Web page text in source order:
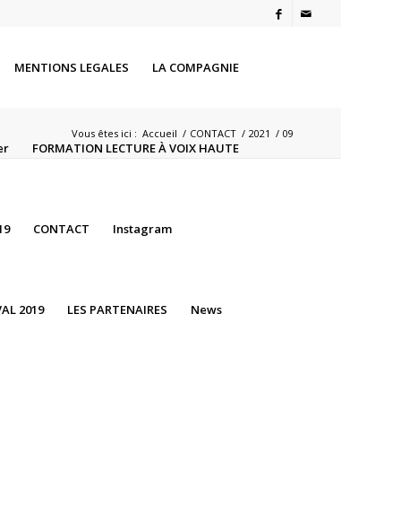
MENTIONS LEGALES LA COMPAGNIE
FORMATION LECTURE À VOIX HAUTE
CONTACT Instagram
2019 LES PARTENAIRES News
Vous êtes ici : Accueil / CONTACT / 2021 / 09